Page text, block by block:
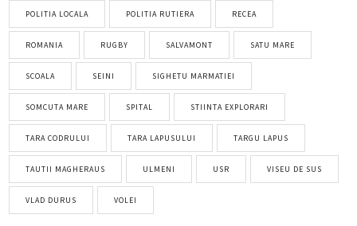
POLITIA LOCALA POLITIA RUTIERA RECEA
ROMANIA RUGBY SALVAMONT SATU MARE
SCOALA SEINI SIGHETU MARMATIEI
SOMCUTA MARE SPITAL STIINTA EXPLORARI
TARA CODRULUI TARA LAPUSULUI TARGU LAPUS
TAUTII MAGHERAUS ULMENI USR VISEU DE SUS
VLAD DURUS VOLEI